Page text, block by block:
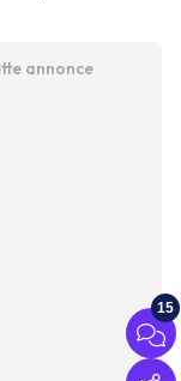
annonce
15